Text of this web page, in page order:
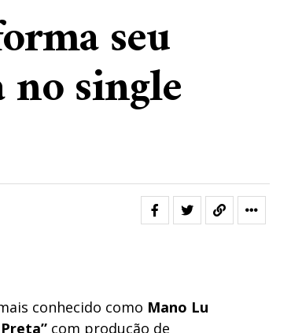
seu
no single
conhecido como Mano Lu
com produção de